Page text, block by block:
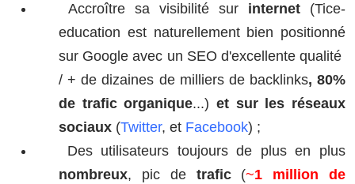
Accroître sa visibilité sur internet (Tice-
education est naturellement bien positionné
sur Google avec un SEO d'excellente qualité
/ + de dizaines de milliers de backlinks, 80%
de trafic organique...) et sur les réseaux
sociaux (Twitter, et Facebook) ;
Des utilisateurs toujours de plus en plus
nombreux, pic de trafic (~1 million de